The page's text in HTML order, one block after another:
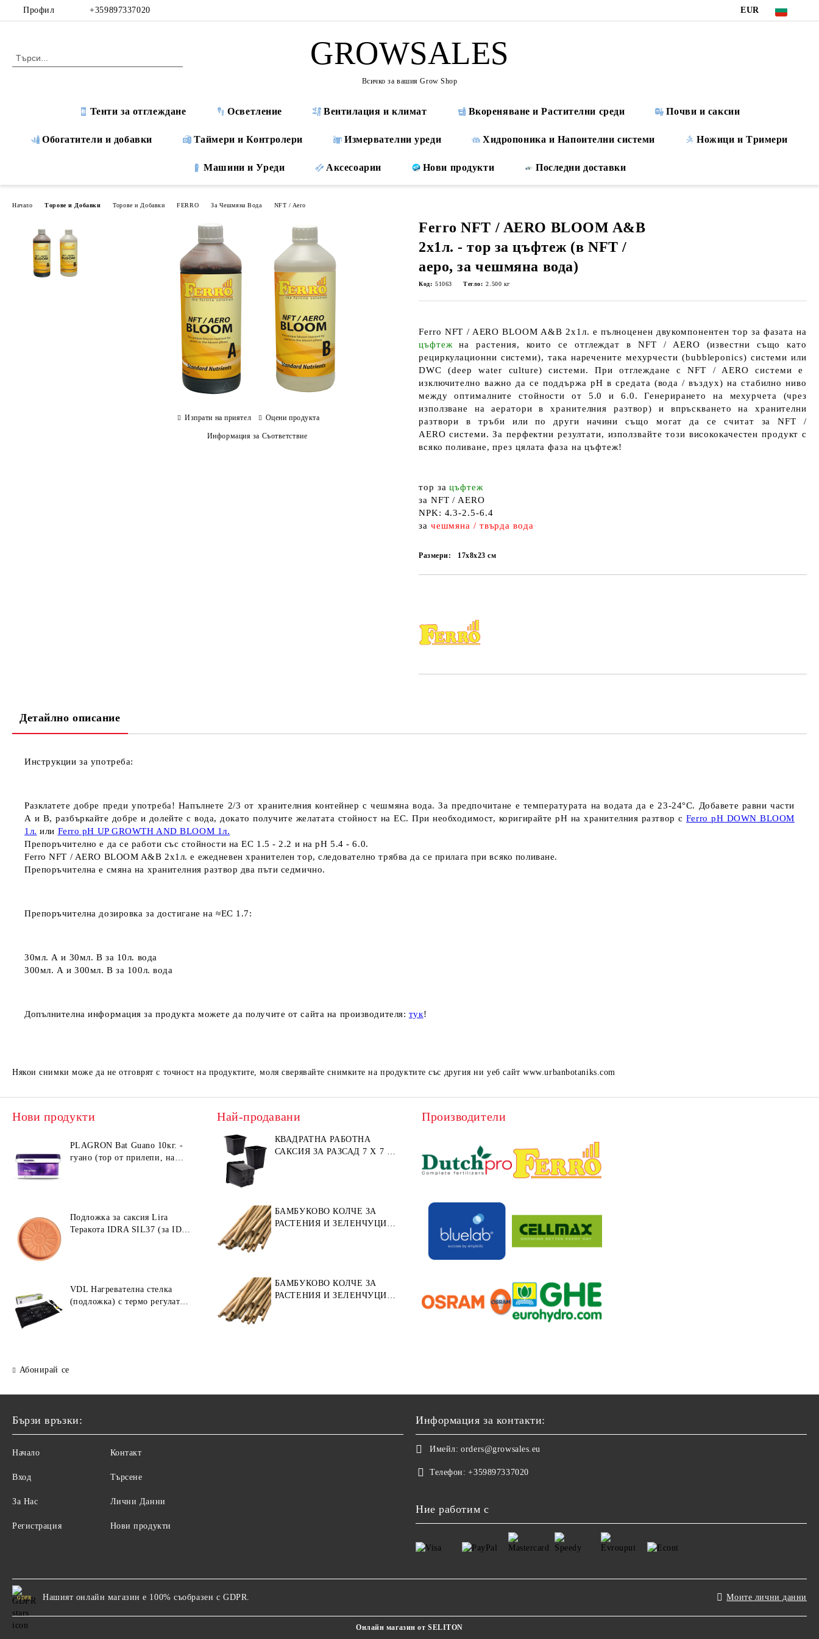
Профил +359897337020 EUR
GROWSALES
Всичко за вашия Grow Shop
Тенти за отглеждане Осветление Вентилация и климат Вкореняване и Растителни среди Почви и саксии
Обогатители и добавки Таймери и Контролери Измервателни уреди Хидропоника и Напоителни системи Ножици и Tримери
Машини и Уреди Аксесоарии Нови продукти Последни доставки
Начало Торове и Добавки Торове и Добавки FERRO За Чешмяна Вода NFT / Aero
Ferro NFT / AERO BLOOM A&B
2x1л. - тор за цъфтеж (в NFT /
аеро, за чешмяна вода)
Код: 51063 Тегло: 2.500 кг
Ferro NFT / AERO BLOOM A&B 2x1л. е пълноценен двукомпонентен тор за фазата на
цъфтежна растения, които се отглеждат в NFT / AERO (известни също като
рециркулационни системи), така наречените мехурчести (bubbleponics) системи или
DWC (deep water culture) системи. При отглеждане с NFT / AERO системи е
изключително важно да се поддържа рНв средата (вода / въздух) на стабилно ниво
междуоптималните стойности от 5.0 и 6.0. Генерирането на мехурчета (чрез
използване на аератори в хранителния разтвор) и впръскването на хранителни
разтвори в тръби или по други начини също могат да се считат за NFT /
AERO системи.За перфектни резултати, използвайтетози висококачестен продуктс
всяко поливане, през цялата фаза на цъфтеж!
тор зацъфтеж
за NFT / AERO
NPK: 4.3-2.5-6.4
за чешмяна / твърда вода
Размери: 17x8x23см
Изпрати на приятел Оцени продукта
Информация за Съответствие
Детайлно описание
Инструкции за употреба:
Разклатете добре преди употреба! Напълнете 2/3 от хранителния контейнер счешмяна вода. За предпочитане е температурата на водата да е 23-24°C. Добавете равни части
A и B, разбъркайте добре и долейте с вода, докато получите желатата стойност на EC. При необходимост, коригирайте рН на хранителния разтвор с Ferro pH DOWN BLOOM
1л. или Ferro pH UP GROWTH AND BLOOM 1л.
Препоръчително е да се работи със стойности на ЕС 1.5 - 2.2 и нарН 5.4 - 6.0.
Ferro NFT / AERO BLOOM A&B 2x1л. е ежедневенхранителентор, следователно трябва да се прилагапри всяко поливане.
Препоръчителна е смяна на хранителния разтвор два пъти седмично.
Препоръчителна дозировка за достигане на ≈ЕС 1.7:
30мл. A и 30мл. B за 10л. вода
300мл. A и300мл. B за 100л. вода
Допълнителна информация за продукта можете да получите от сайта на производителя: тук!
Някои снимки може да не отговрят с точност на продуктите, моля сверявайте снимките на продуктите със другия ни уеб сайт www.urbanbotaniks.com
Нови продукти
PLAGRON Bat Guano 10кг. -
гуано (тор от прилепи, на
Подложка за саксия Lira
Теракота IDRA SIL37 (за ID40
VDL Нагревателна стелка
(подложка) с термо регулатор
Абонирай се
Най-продавани
КВАДРАТНА РАБОТНА
САКСИЯ ЗА РАЗСАД 7 X 7 X
БАМБУКОВО КОЛЧЕ ЗА
РАСТЕНИЯ И ЗЕЛЕНЧУЦИ
БАМБУКОВО КОЛЧЕ ЗА
РАСТЕНИЯ И ЗЕЛЕНЧУЦИ
Производители
Бързи връзки:
Начало
Вход
За Нас
Регистрация
Контакт
Търсене
Лични Данни
Нови продукти
Информация за контакти:
Имейл: orders@growsales.eu
Телефон: +359897337020
Ние работим с
GDPR Нашият онлайн магазин е 100% съобразен с GDPR. Моите лични данни
Онлайн магазин от SELITON